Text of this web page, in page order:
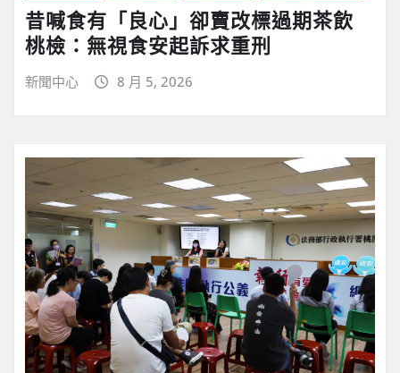
昔喊食有「良心」卻賣改標過期茶飲
桃檢：無視食安起訴求重刑
新聞中心 8 月 5, 2026